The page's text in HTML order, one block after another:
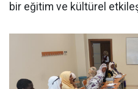
bir eğitim ve kültürel